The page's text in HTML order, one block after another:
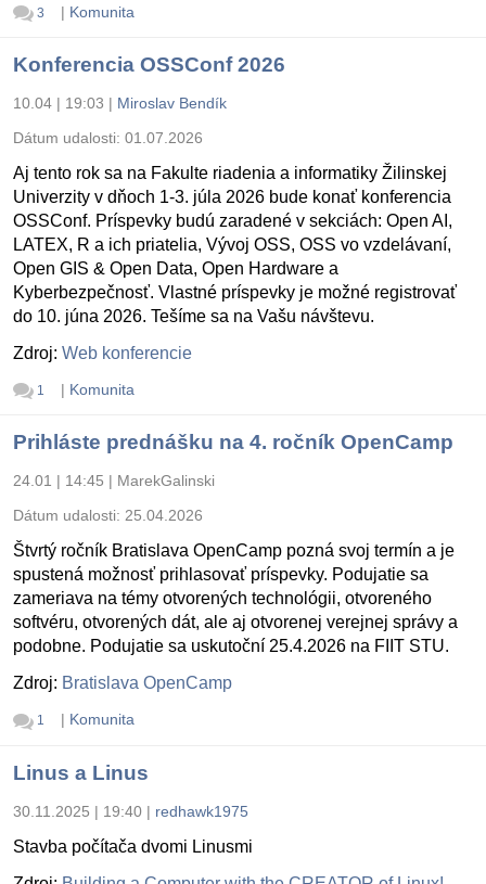
3 | Komunita
Konferencia OSSConf 2026
10.04 | 19:03 | Miroslav Bendík
Dátum udalosti: 01.07.2026
Aj tento rok sa na Fakulte riadenia a informatiky Žilinskej
Univerzity v dňoch 1-3. júla 2026 bude konať konferencia
OSSConf. Príspevky budú zaradené v sekciách: Open AI,
LATEX, R a ich priatelia, Vývoj OSS, OSS vo vzdelávaní,
Open GIS & Open Data, Open Hardware a
Kyberbezpečnosť. Vlastné príspevky je možné registrovať
do 10. júna 2026. Tešíme sa na Vašu návštevu.
Zdroj: Web konferencie
1 | Komunita
Prihláste prednášku na 4. ročník OpenCamp
24.01 | 14:45 | MarekGalinski
Dátum udalosti: 25.04.2026
Štvrtý ročník Bratislava OpenCamp pozná svoj termín a je
spustená možnosť prihlasovať príspevky. Podujatie sa
zameriava na témy otvorených technológii, otvoreného
softvéru, otvorených dát, ale aj otvorenej verejnej správy a
podobne. Podujatie sa uskutoční 25.4.2026 na FIIT STU.
Zdroj: Bratislava OpenCamp
1 | Komunita
Linus a Linus
30.11.2025 | 19:40 | redhawk1975
Stavba počítača dvomi Linusmi